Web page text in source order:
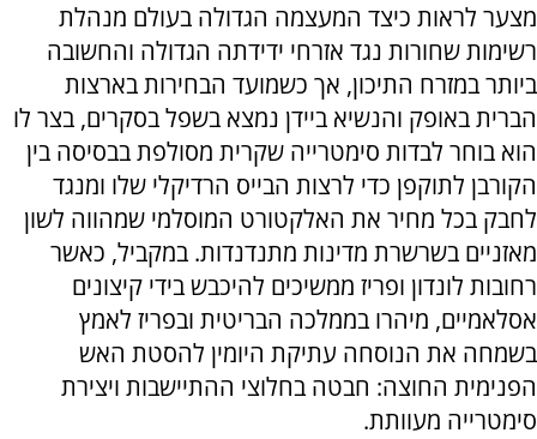
מצער לראות כיצד המעצמה הגדולה בעולם מנהלת
רשימות שחורות נגד אזרחי ידידתה הגדולה והחשובה
ביותר במזרח התיכון, אך כשמועד הבחירות בארצות
הברית באופק והנשיא ביידן נמצא בשפל בסקרים, בצר לו
הוא בוחר לבדות סימטרייה שקרית מסולפת בבסיסה בין
הקורבן לתוקפן כדי לרצות הבייס הרדיקלי שלו ומנגד
לחבק בכל מחיר את האלקטורט המוסלמי שמהווה לשון
מאזניים בשרשרת מדינות מתנדנדות. במקביל, כאשר
רחובות לונדון ופריז ממשיכים להיכבש בידי קיצונים
אסלאמיים, מיהרו בממלכה הבריטית ובפריז לאמץ
בשמחה את הנוסחה עתיקת היומין להסטת האש
הפנימית החוצה: חבטה בחלוצי ההתיישבות ויצירת
סימטרייה מעוותת.